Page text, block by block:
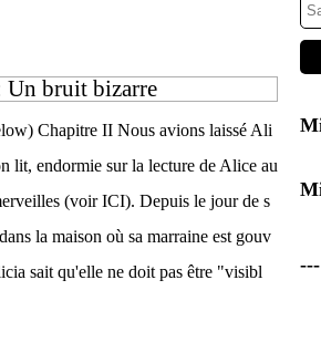
Un bruit bizarre
Chapitre II Nous avions laissé Ali
lit, endormie sur la lecture de Alice au
(voir ICI). Depuis le jour de s
la maison où sa marraine est gouv
sait qu'elle ne doit pas être "visibl
---